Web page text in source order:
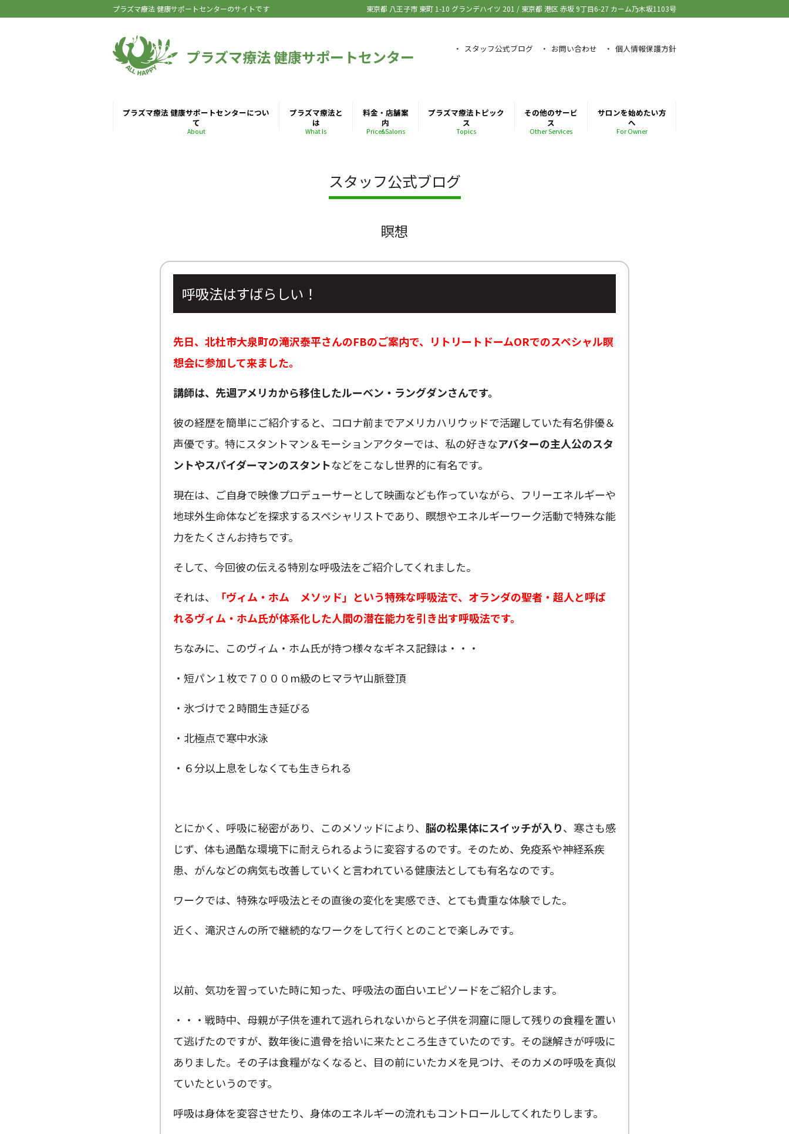
プラズマ療法 健康サポートセンターのサイトです 東京都 八王子市 東町 1-10 グランデハイツ 201 / 東京都 港区 赤坂 9丁目6-27 カーム乃木坂1103号
プラズマ療法 健康サポートセンター スタッフ公式ブログ お問い合わせ 個人情報保護方針
プラズマ療法 健康サポートセンターについ
て
About
プラズマ療法と
は
What Is
料金・店舗案
内
Price&Salons
プラズマ療法トピック
ス
Topics
その他のサービ
ス
Other Services
サロンを始めたい方
へ
For Owner
スタッフ公式ブログ
瞑想
呼吸法はすばらしい！
先日、北杜市大泉町の滝沢泰平さんのFBのご案内で、リトリートドームORでのスペシャル瞑
想会に参加して来ました。
講師は、先週アメリカから移住したルーベン・ラングダンさんです。
彼の経歴を簡単にご紹介すると、コロナ前までアメリカハリウッドで活躍していた有名俳優＆
声優です。特にスタントマン＆モーションアクターでは、私の好きなアバターの主人公のスタ
ントやスパイダーマンのスタントなどをこなし世界的に有名です。
現在は、ご自身で映像プロデューサーとして映画なども作っていながら、フリーエネルギーや
地球外生命体などを探求するスペシャリストであり、瞑想やエネルギーワーク活動で特殊な能
力をたくさんお持ちです。
そして、今回彼の伝える特別な呼吸法をご紹介してくれました。
それは、
「ヴィム・ホム メソッド」という特殊な呼吸法で、オランダの聖者・超人と呼ば
れるヴィム・ホム氏が体系化した人間の潜在能力を引き出す呼吸法です。
ちなみに、このヴィム・ホム氏が持つ様々なギネス記録は・・・
・短パン１枚で７０００m級のヒマラヤ山脈登頂
・氷づけで２時間生き延びる
・北極点で寒中水泳
・６分以上息をしなくても生きられる
とにかく、呼吸に秘密があり、このメソッドにより、 脳の松果体にスイッチが入り、寒さも感
じず、体も過酷な環境下に耐えられるように変容するのです。そのため、免疫系や神経系疾
患、がんなどの病気も改善していくと言われている健康法としても有名なのです。
ワークでは、特殊な呼吸法とその直後の変化を実感でき、とても貴重な体験でした。
近く、滝沢さんの所で継続的なワークをして行くとのことで楽しみです。
以前、気功を習っていた時に知った、呼吸法の面白いエピソードをご紹介します。
・・・戦時中、母親が子供を連れて逃れられないからと子供を洞窟に隠して残りの食糧を置い
て逃げたのですが、数年後に遺骨を拾いに来たところ生きていたのです。その謎解きが呼吸に
ありました。その子は食糧がなくなると、目の前にいたカメを見つけ、そのカメの呼吸を真似
ていたというのです。
呼吸は身体を変容させたり、身体のエネルギーの流れもコントロールしてくれたりします。